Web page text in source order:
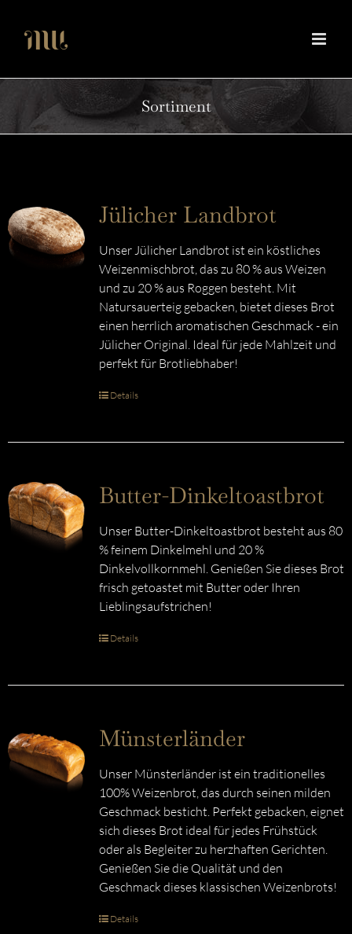
Inhalt
springen
Sortiment
Jülicher Landbrot
Unser Jülicher Landbrot ist ein köstliches
Weizenmischbrot, das zu 80 % aus Weizen
und zu 20 % aus Roggen besteht. Mit
Natursauerteig gebacken, bietet dieses Brot
einen herrlich aromatischen Geschmack - ein
Jülicher Original. Ideal für jede Mahlzeit und
perfekt für Brotliebhaber!
Details
Butter-Dinkeltoastbrot
Unser Butter-Dinkeltoastbrot besteht aus 80
% feinem Dinkelmehl und 20 %
Dinkelvollkornmehl. Genießen Sie dieses Brot
frisch getoastet mit Butter oder Ihren
Lieblingsaufstrichen!
Details
Münsterländer
Unser Münsterländer ist ein traditionelles
100% Weizenbrot, das durch seinen milden
Geschmack besticht. Perfekt gebacken, eignet
sich dieses Brot ideal für jedes Frühstück
oder als Begleiter zu herzhaften Gerichten.
Genießen Sie die Qualität und den
Geschmack dieses klassischen Weizenbrots!
Details